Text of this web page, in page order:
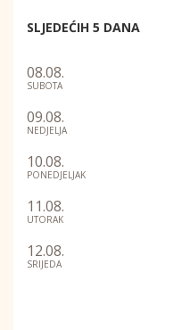
SLJEDEĆIH 5 DANA
08.08.
SUBOTA
09.08.
NEDJELJA
10.08.
PONEDJELJAK
11.08.
UTORAK
12.08.
SRIJEDA